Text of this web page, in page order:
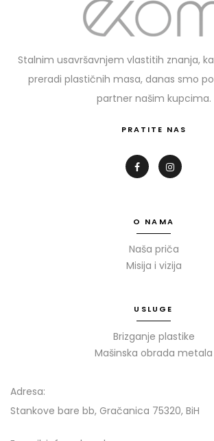
Stalnim usavršavnjem vlastitih znanja,
preradi plastičnih masa, danas smo
partner našim kupcima.
PRATITE NAS
O NAMA
Naša priča
Misija i vizija
USLUGE
Brizganje plastike
Mašinska obrada metala
Adresa:
Stankove bare bb, Gračanica 75320, BiH